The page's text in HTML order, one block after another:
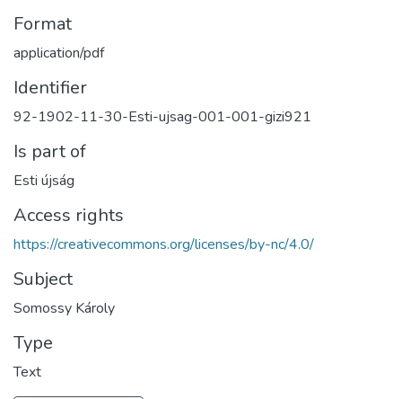
Format
application/pdf
Identifier
92-1902-11-30-Esti-ujsag-001-001-gizi921
Is part of
Esti újság
Access rights
https://creativecommons.org/licenses/by-nc/4.0/
Subject
Somossy Károly
Type
Text